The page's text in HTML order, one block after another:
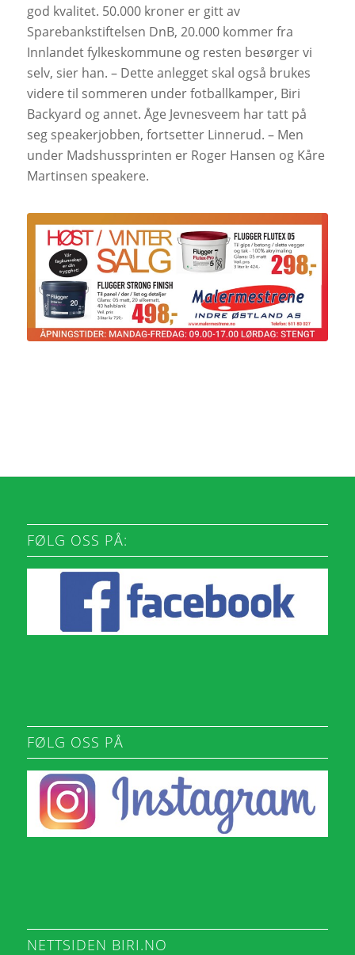
god kvalitet. 50.000 kroner er gitt av
Sparebankstiftelsen DnB, 20.000 kommer fra
Innlandet fylkeskommune og resten besørger vi
selv, sier han. – Dette anlegget skal også brukes
videre til sommeren under fotballkamper, Biri
Backyard og annet. Åge Jevnesveem har tatt på
seg speakerjobben, fortsetter Linnerud. – Men
under Madshussprinten er Roger Hansen og Kåre
Martinsen speakere.
FØLG OSS PÅ:
FØLG OSS PÅ
NETTSIDEN BIRI.NO